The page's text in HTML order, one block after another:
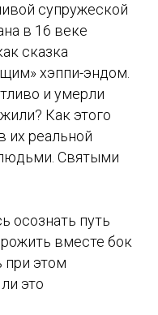
супружеской
в 16 веке
сказка
хэппи-эндом.
и умерли
Как этого
их реальной
Святыми
осознать путь
вместе бок
при этом
это